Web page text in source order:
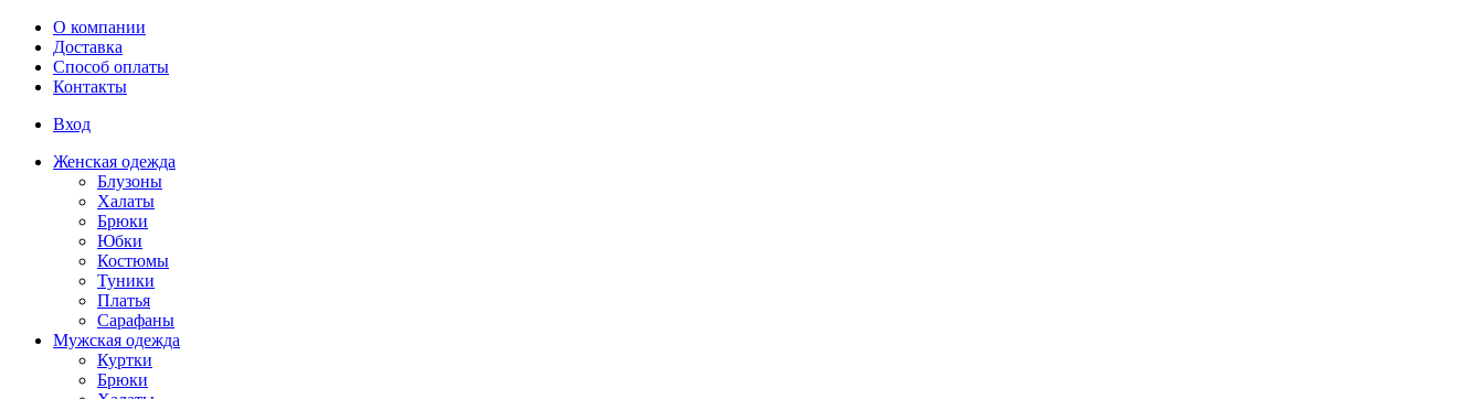
Перейти к основному содержанию
О компании
Доставка
Способ оплаты
Контакты
Вход
Женская одежда
Блузоны
Халаты
Брюки
Юбки
Костюмы
Туники
Платья
Сарафаны
Мужская одежда
Куртки
Брюки